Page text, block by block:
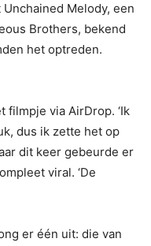
Melody, een
Brothers, bekend
het optreden.
filmpje via AirDrop. ‘Ik
dus ik zette het op
dit keer gebeurde er
viral. ‘De
er één uit: die van